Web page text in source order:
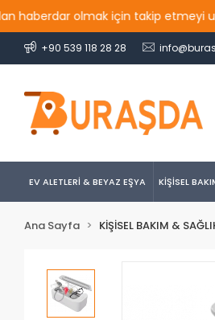
olmak için takip etmeyi
+90 539 118 28 28
EV ALETLERİ & BEYAZ EŞYA KİŞİSEL
Ana Sayfa KİŞİSEL BAKIM &